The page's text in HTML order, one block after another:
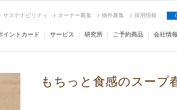
サステナビリティ オーナー募集 物件募集 採用情報
イントカード サービス 研究所 ご予約商品 会社情報
もちっと食感のスー